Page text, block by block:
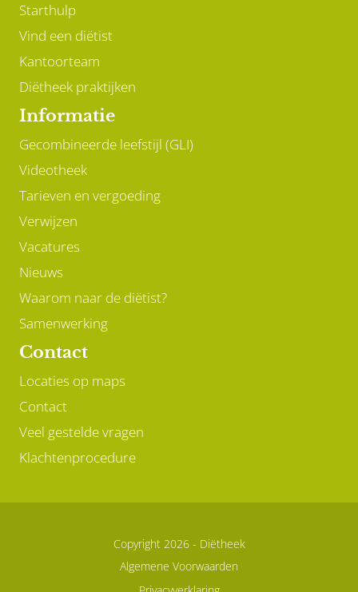
Starthulp
Vind een diëtist
Kantoorteam
Diëtheek praktijken
Informatie
Gecombineerde leefstijl (GLI)
Videotheek
Tarieven en vergoeding
Verwijzen
Vacatures
Nieuws
Waarom naar de diëtist?
Samenwerking
Contact
Locaties op maps
Contact
Veel gestelde vragen
Klachtenprocedure
Copyright 2026 - Diëtheek
Algemene Voorwaarden